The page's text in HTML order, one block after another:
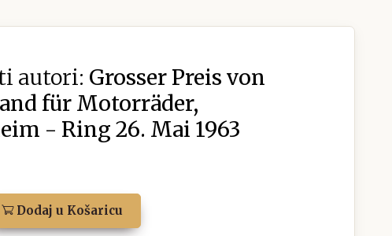
autori: Grosser Preis von
für Motorräder,
- Ring 26. Mai 1963
Dodaj u Košaricu